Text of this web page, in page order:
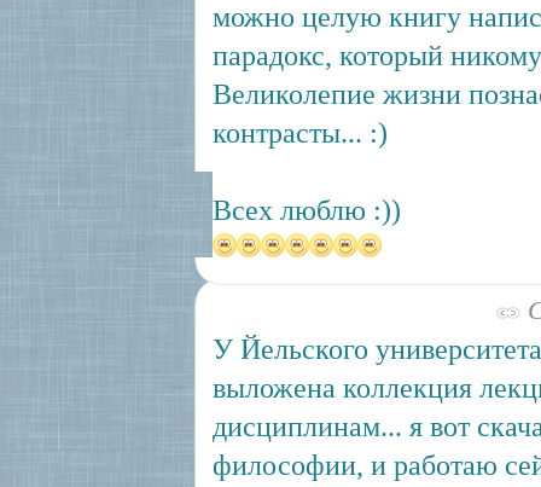
можно целую книгу
парадокс, который
Великолепие жизни
контрасты... :)
Всех люблю :))
У Йельского
выложена коллекция
дисциплинам... я вот
философии, и работаю